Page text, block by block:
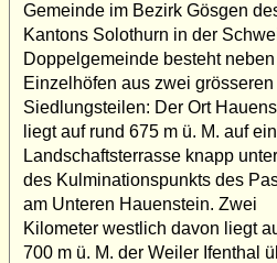
Gemeinde im Bezirk Gösgen
Kantons Solothurn in der
Doppelgemeinde besteht neben
Einzelhöfen aus zwei grösseren
Siedlungsteilen: Der Ort
liegt auf rund 675 m ü. M. auf
Landschaftsterrasse knapp
des Kulminationspunkts des
am Unteren Hauenstein. Zwei
Kilometer westlich davon liegt
700 m ü. M. der Weiler Ifenthal